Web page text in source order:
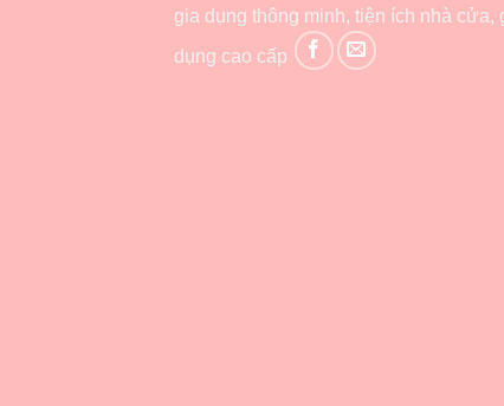
gia dụng thông minh, tiện ích nhà cửa,
dụng cao cấp